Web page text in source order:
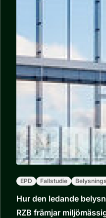
EPD Fallstudie
Hur den ledande
RZB främjar